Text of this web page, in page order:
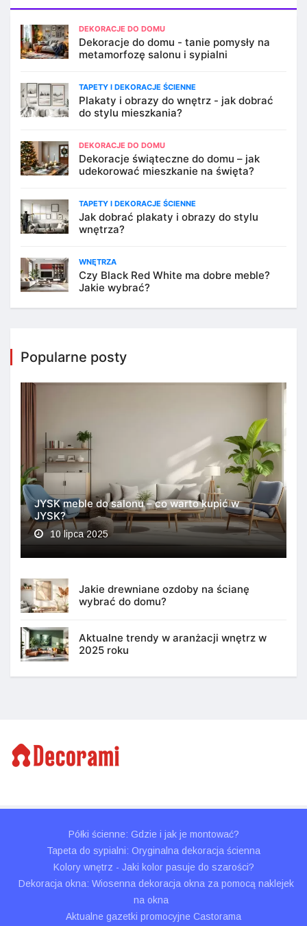
DEKORACJE DO DOMU
Dekoracje do domu - tanie pomysły na
metamorfozę salonu i sypialni
TAPETY I DEKORACJE ŚCIENNE
Plakaty i obrazy do wnętrz - jak dobrać
do stylu mieszkania?
DEKORACJE DO DOMU
Dekoracje świąteczne do domu – jak
udekorować mieszkanie na święta?
TAPETY I DEKORACJE ŚCIENNE
Jak dobrać plakaty i obrazy do stylu
wnętrza?
WNĘTRZA
Czy Black Red White ma dobre meble?
Jakie wybrać?
Popularne posty
JYSK meble do salonu – co warto kupić w
JYSK?
10 lipca 2025
Jakie drewniane ozdoby na ścianę
wybrać do domu?
Aktualne trendy w aranżacji wnętrz w
2025 roku
Półki ścienne: Gdzie i jak je montować?
Tapeta do sypialni: Oryginalna dekoracja ścienna
Kolory wnętrz - Jaki kolor pasuje do szarości?
Dekoracja okna: Wiosenna dekoracja okna za pomocą naklejek
na okna
Aktualne gazetki promocyjne Castorama